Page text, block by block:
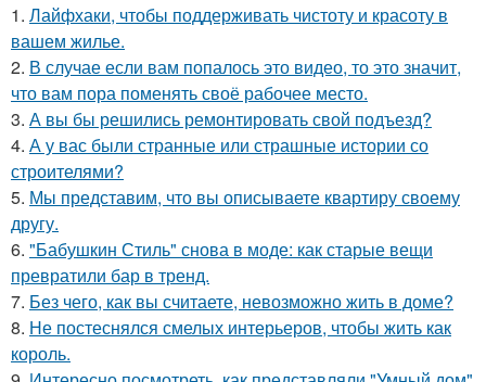
1. Лайфхаки, чтобы поддерживать чистоту и красоту в
вашем жилье.
2. В случае если вам попалось это видео, то это значит,
что вам пора поменять своё рабочее место.
3. А вы бы решились ремонтировать свой подъезд?
4. А у вас были странные или страшные истории со
строителями?
5. Мы представим, что вы описываете квартиру своему
другу.
6. "Бабушкин Стиль" снова в моде: как старые вещи
превратили бар в тренд.
7. Без чего, как вы считаете, невозможно жить в доме?
8. Не постеснялся смелых интерьеров, чтобы жить как
король.